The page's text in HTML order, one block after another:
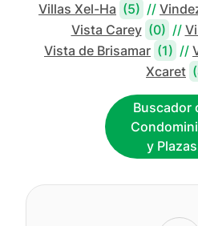
Villas Xel-Ha (5) //
Vista Carey (0) //
Vista de Brisamar (1) //
Xcaret
Buscador
y Plazas